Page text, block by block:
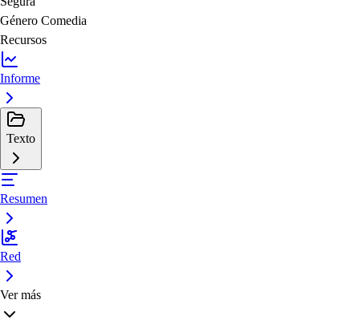
Género Comedia
Recursos
Informe
Texto
Resumen
Red
Ver más